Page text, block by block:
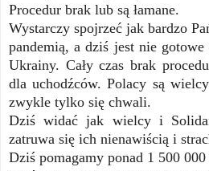
Procedur brak lub są łamane.
Wystarczy spojrzeć jak bardzo
pandemią, a dziś jest nie
Ukrainy. Cały czas brak
dla uchodźców. Polacy są
zwykle tylko się chwali.
Dziś widać jak wielcy i
zatruwa się ich nienawiścią i
Dziś pomagamy ponad 1 500